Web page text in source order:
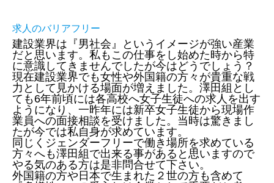
求人のバリアフリー
建設業界は『男社会』というイメージが強い産業
だと思います。私もこの仕事をし始めた時から特
に意識してきませんでしたが今はどうでしょう？
現在建設業界でも女性や外国籍の方々が貴重な戦
力として見かける場面が増えました。澤田組とし
ても6年前頃には各高校へ女子生徒への求人を出す
ようになり、一昨年には新卒女子生徒から現場作
業員への面接相談を受けました。当時は驚きまし
たが今では私自身が求めています。
同じくジェンダーフリーで働き場所を求めている
方々へも澤田組で出来る事があると思いますので
やる気のある方は是非問合せて下さい。
外国籍の方や日本で生まれた２世の方も含めて